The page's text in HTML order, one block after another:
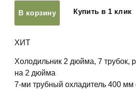
В корзину Купить в 1 клик
ХИТ
Холодильник 2 дюйма, 7 трубок,
на 2 дюйма
7-ми трубный охладитель 400 мм